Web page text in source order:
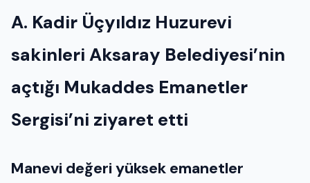
A. Kadir Üçyıldız Huzurevi
sakinleri Aksaray Belediyesi’nin
açtığı Mukaddes Emanetler
Sergisi’ni ziyaret etti
Manevi değeri yüksek emanetler